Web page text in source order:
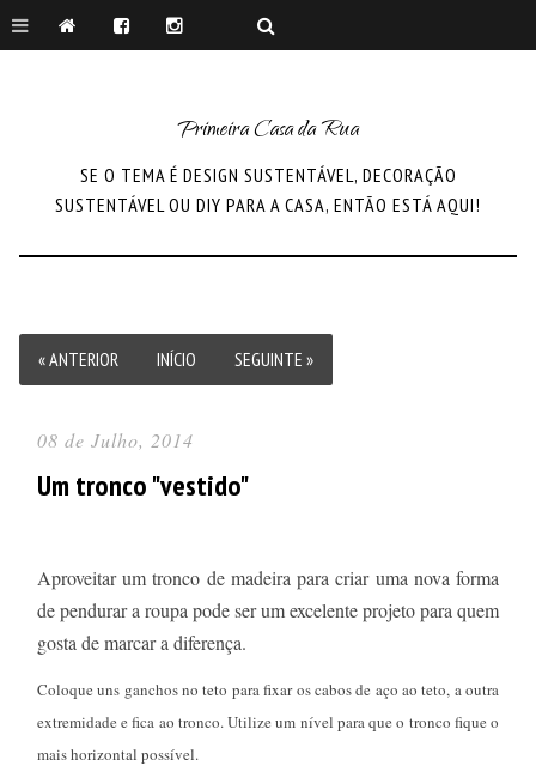
Primeira Casa da Rua
SE O TEMA É DESIGN SUSTENTÁVEL, DECORAÇÃO
SUSTENTÁVEL OU DIY PARA A CASA, ENTÃO ESTÁ AQUI!
« ANTERIOR INÍCIO SEGUINTE »
08 de Julho, 2014
Um tronco "vestido"
Aproveitar um tronco de madeira para criar uma nova forma
de pendurar a roupa pode ser um excelente projeto para quem
gosta de marcar a diferença.
Coloque uns ganchos no teto para fixar os cabos de aço ao teto, a outra
extremidade e fica ao tronco. Utilize um nível para que o tronco fique o
mais horizontal possível.